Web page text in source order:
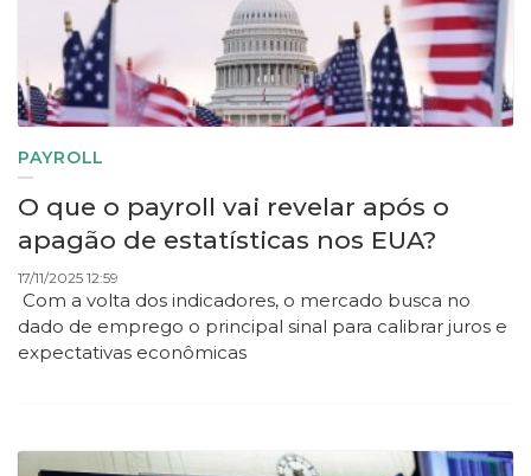
PAYROLL
O que o payroll vai revelar após o
apagão de estatísticas nos EUA?
17/11/2025 12:59
Com a volta dos indicadores, o mercado busca no
dado de emprego o principal sinal para calibrar juros e
expectativas econômicas